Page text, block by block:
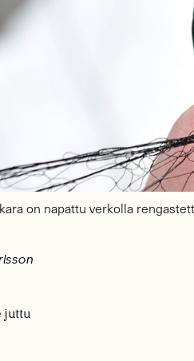
on napattu verkolla
juttu